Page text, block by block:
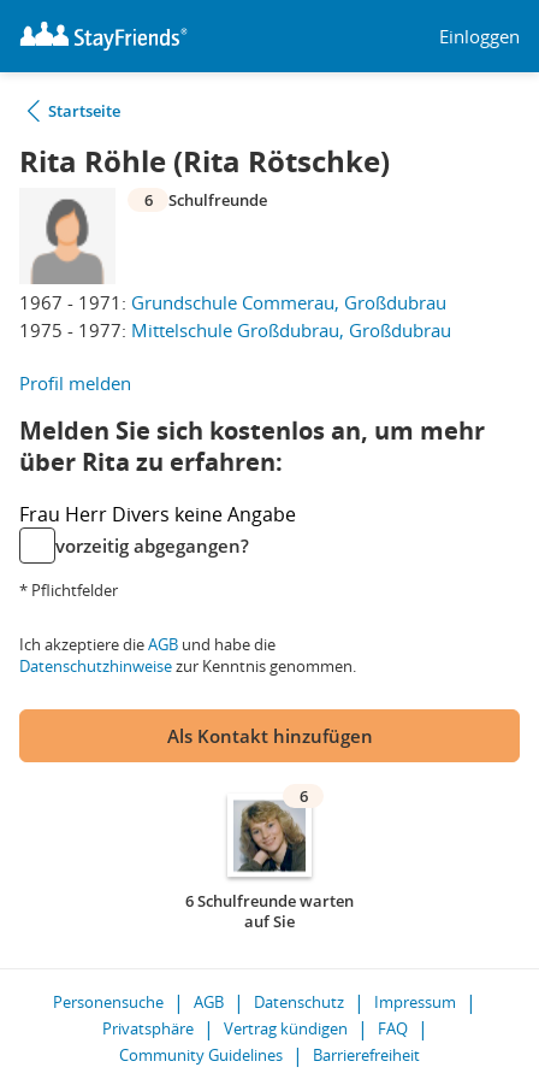
Einloggen
Startseite
Rita Röhle (Rita Rötschke)
1967 - 1971: Grundschule Commerau, Großdubrau
1975 - 1977: Mittelschule Großdubrau, Großdubrau
6 Schulfreunde
Profil melden
Melden Sie sich kostenlos an, um mehr
über Rita zu erfahren:
Frau Herr Divers keine Angabe
vorzeitig abgegangen?
* Pflichtfelder
Ich akzeptiere dieAGB und habe die
Datenschutzhinweisezur Kenntnis genommen.
Als Kontakt hinzufügen
6
6 Schulfreunde warten
auf Sie
Personensuche AGB Datenschutz
Impressum
Privatsphäre
Vertrag kündigen
FAQ
Community Guidelines
Barrierefreiheit